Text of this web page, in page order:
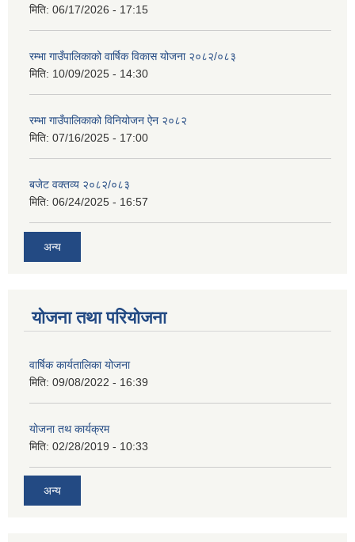
मिति: 06/17/2026 - 17:15
रम्भा गाउँपालिकाको वार्षिक विकास योजना २०८२/०८३
मिति: 10/09/2025 - 14:30
रम्भा गाउँपालिकाको विनियोजन ऐन २०८२
मिति: 07/16/2025 - 17:00
बजेट वक्तव्य २०८२/०८३
मिति: 06/24/2025 - 16:57
अन्य
योजना तथा परियोजना
वार्षिक कार्यतालिका योजना
मिति: 09/08/2022 - 16:39
योजना तथ कार्यक्रम
मिति: 02/28/2019 - 10:33
अन्य